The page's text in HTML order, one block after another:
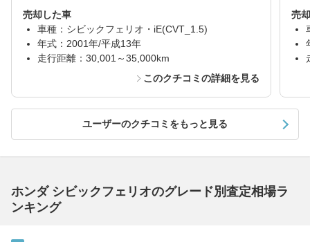
売却した車
車種：シビックフェリオ・iE(CVT_1.5)
年式：2001年/平成13年
走行距離：30,001～35,000km
このクチコミの詳細を見る
売
ユーザーのクチコミをもっと見る
ホンダ シビックフェリオのグレード別査定相場ラ
ンキング